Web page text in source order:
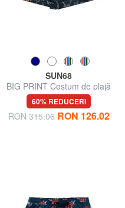
SUN68
BIG PRINT Costum de plajă
pentru bărbați
60% REDUCERI
RON 315.06 RON 126.02